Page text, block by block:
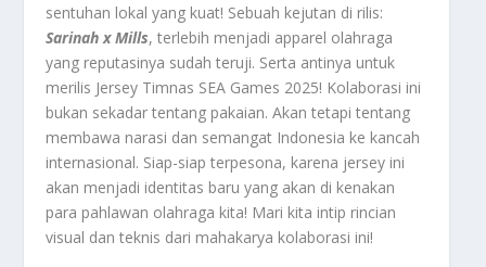
sentuhan lokal yang kuat! Sebuah kejutan di rilis:
Sarinah x Mills, terlebih menjadi apparel olahraga
yang reputasinya sudah teruji. Serta antinya untuk
merilis Jersey Timnas SEA Games 2025! Kolaborasi ini
bukan sekadar tentang pakaian. Akan tetapi tentang
membawa narasi dan semangat Indonesia ke kancah
internasional. Siap-siap terpesona, karena jersey ini
akan menjadi identitas baru yang akan di kenakan
para pahlawan olahraga kita! Mari kita intip rincian
visual dan teknis dari mahakarya kolaborasi ini!